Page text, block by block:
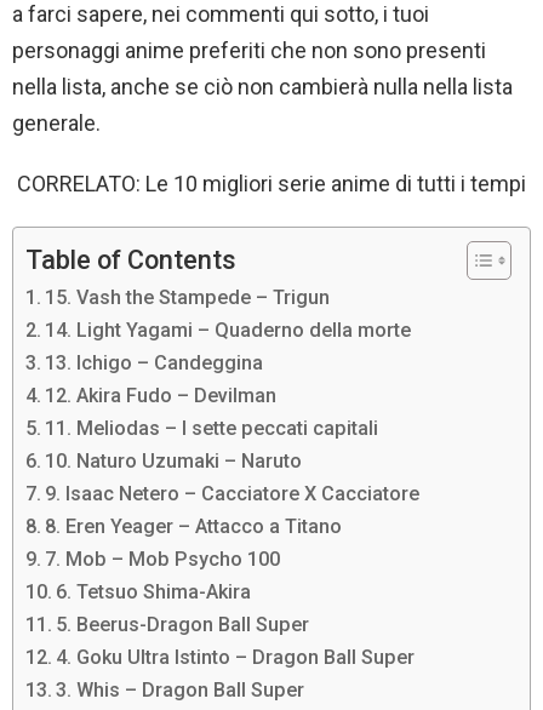
a farci sapere, nei commenti qui sotto, i tuoi
personaggi anime preferiti che non sono presenti
nella lista, anche se ciò non cambierà nulla nella lista
generale.
CORRELATO: Le 10 migliori serie anime di tutti i tempi
Table of Contents
15. Vash the Stampede – Trigun
14. Light Yagami – Quaderno della morte
13. Ichigo – Candeggina
12. Akira Fudo – Devilman
11. Meliodas – I sette peccati capitali
10. Naturo Uzumaki – Naruto
9. Isaac Netero – Cacciatore X Cacciatore
8. Eren Yeager – Attacco a Titano
7. Mob – Mob Psycho 100
6. Tetsuo Shima-Akira
5. Beerus-Dragon Ball Super
4. Goku Ultra Istinto – Dragon Ball Super
3. Whis – Dragon Ball Super